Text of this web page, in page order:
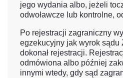
jego wydania albo, jeżeli
odwoławcze lub kontrolne,
Po rejestracji zagraniczny
egzekucyjny jak wyrok sądu
dokonał rejestracji.
odmówiona albo później
innymi wtedy, gdy sąd